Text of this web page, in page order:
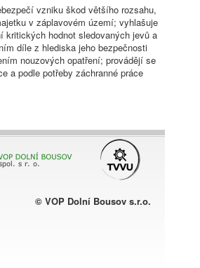
vzniku škod většího rozsahu,
v záplavovém území; vyhlašuje
kritických hodnot sledovaných jevů a
díle z hlediska jeho bezpečnosti
nouzových opatření; provádějí se
a podle potřeby záchranné práce
© VOP Dolní Bousov s.r.o.